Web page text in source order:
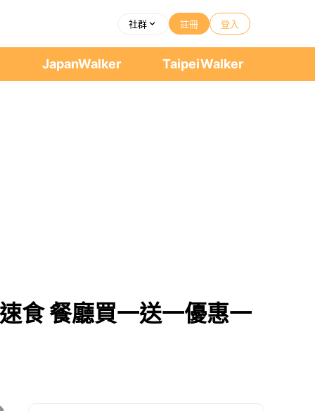
社群 註冊 登入
JapanWalker TaipeiWalker
食 餐廳買一送一優惠一